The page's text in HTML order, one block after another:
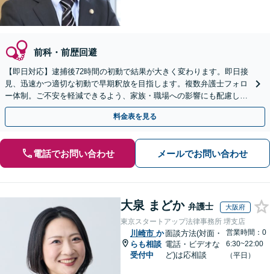
前科・前歴回避
【即日対応】逮捕後72時間の初動で結果が大きく変わります。即日接
見、迅速かつ適切な初動で早期釈放を目指します。複数弁護士フォロ
ー体制。ご不安を軽減できるよう、家族・職場への影響にも配慮し、
示談も根気よく誠実に対応します。【川崎駅徒歩1分】
料金表を見る
電話でお問い合わせ メールでお問い合わせ
大泉 まどか 弁護士 大阪府
東京スタートアップ法律事務所 堺支店
川崎市 か
らも相談
受付中
面談方法(対面・
電話・ビデオな
ど)は応相談
営業時間：0
6:30~22:00
（平日）